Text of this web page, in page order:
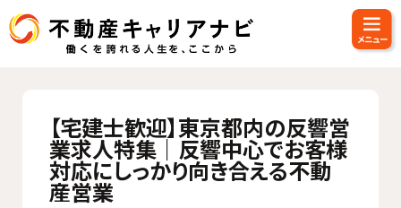
【宅建士歓迎】東京都内の反響営
業求人特集｜反響中心でお客様
対応にしっかり向き合える不動
産営業